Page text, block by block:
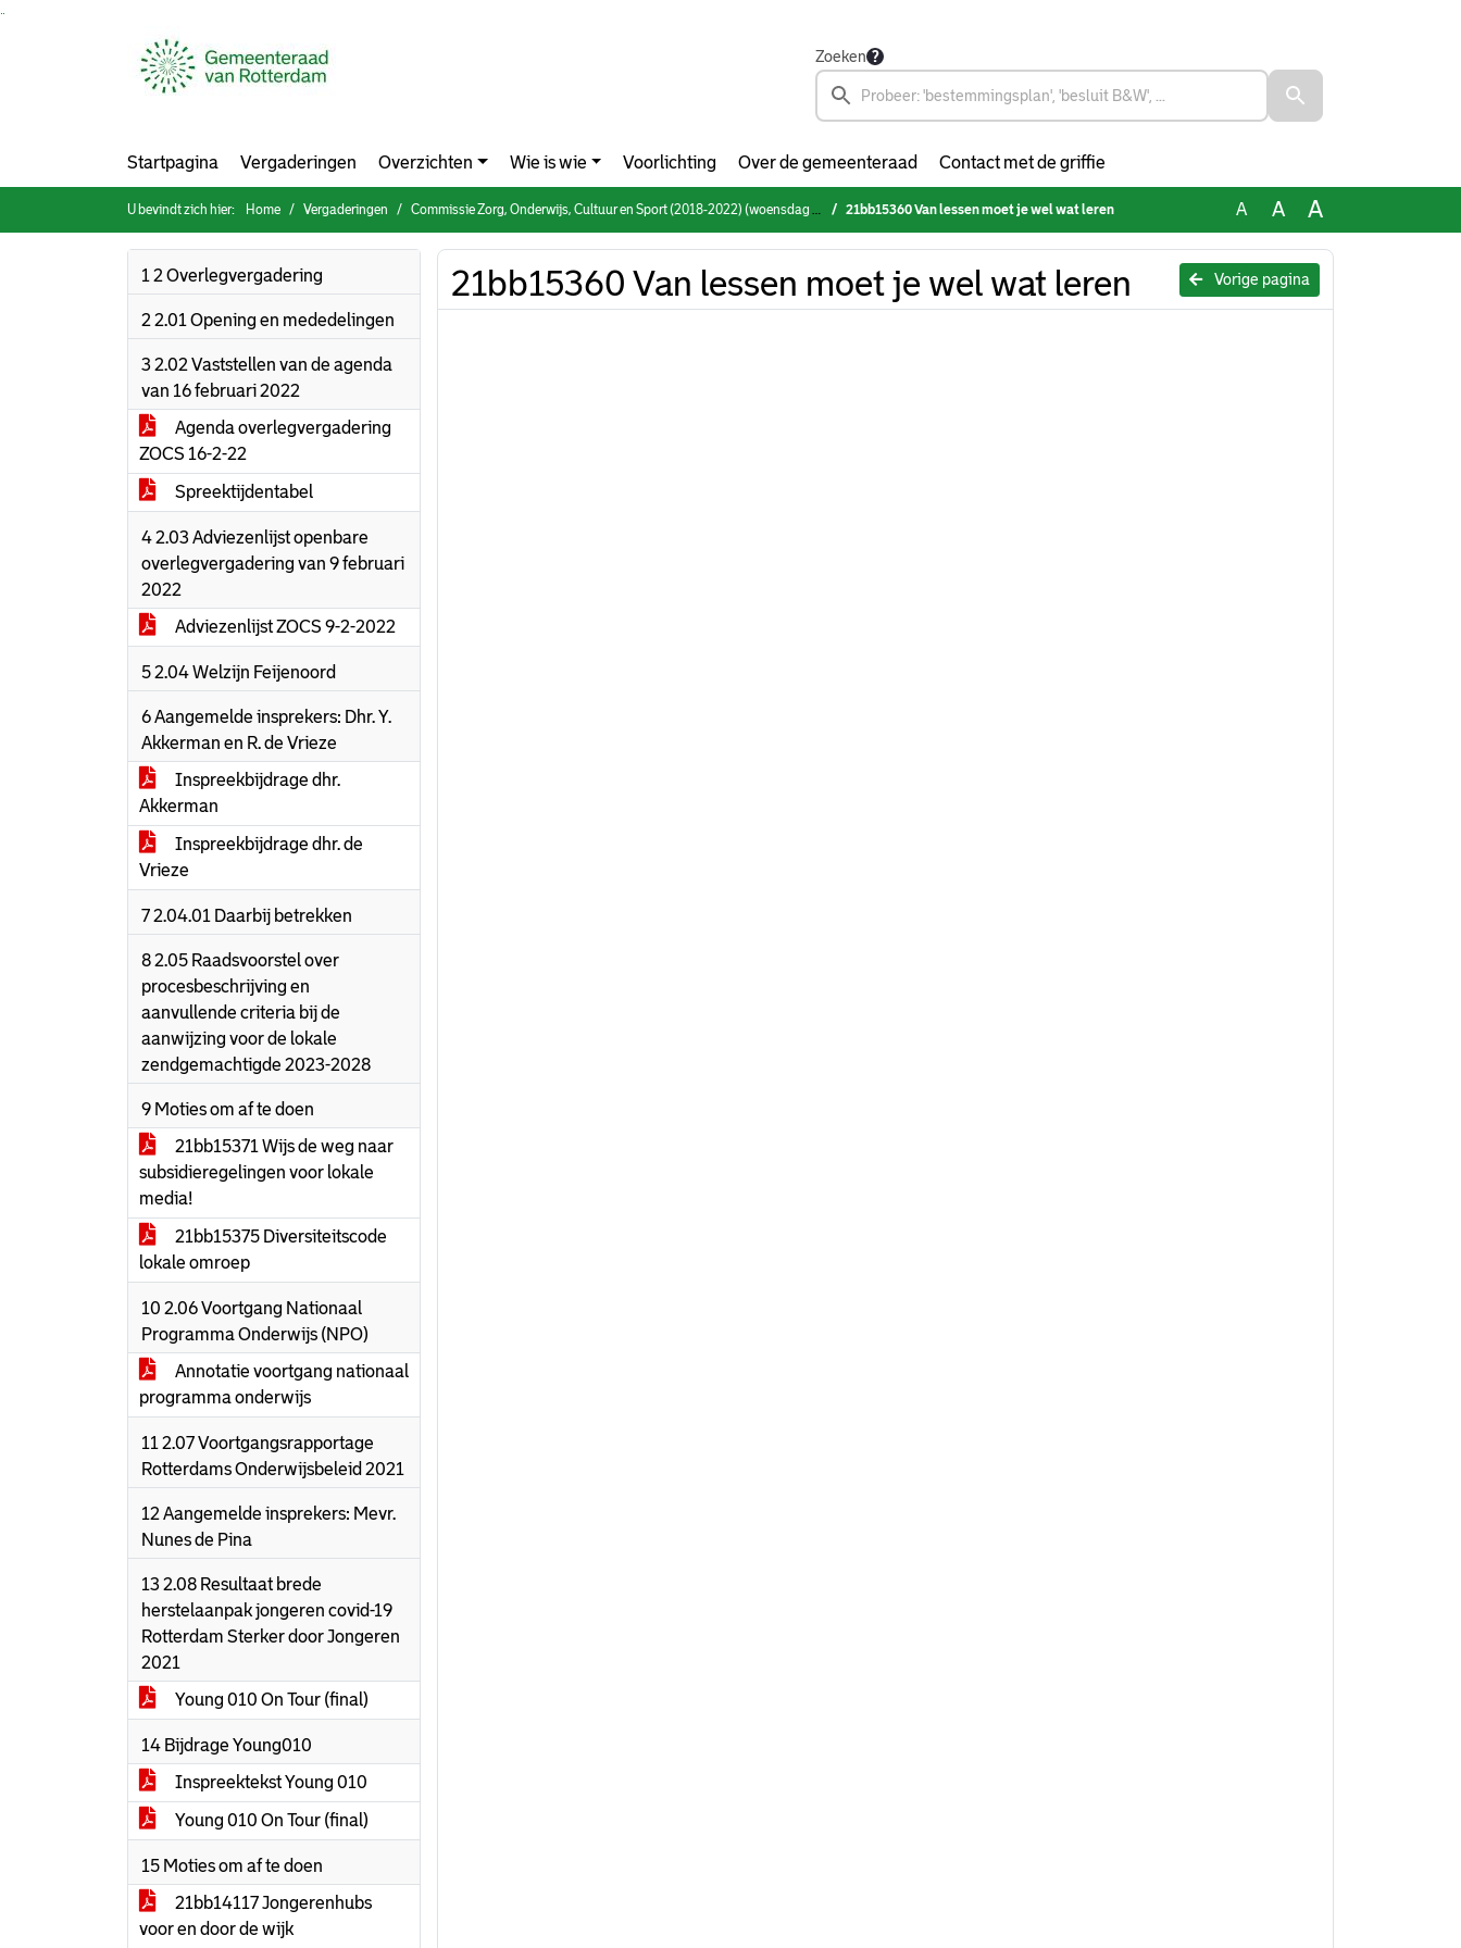
Zoeken
Startpagina Vergaderingen Overzichten Wie is wie Voorlichting Over de gemeenteraad Contact met de griffie
U bevindt zich hier: Home Vergaderingen Commissie Zorg, Onderwijs, Cultuur en Sport (2018-2022) (woensdag 16 februari 2022) 21bb15360 Van lessen moet je wel wat leren A A A
1 2 Overlegvergadering
2 2.01 Opening en mededelingen
3 2.02 Vaststellen van de agenda
van 16 februari 2022
Agenda overlegvergadering
ZOCS 16-2-22
Spreektijdentabel
4 2.03 Adviezenlijst openbare
overlegvergadering van 9 februari
2022
Adviezenlijst ZOCS 9-2-2022
5 2.04 Welzijn Feijenoord
6 Aangemelde insprekers: Dhr. Y.
Akkerman en R. de Vrieze
Inspreekbijdrage dhr.
Akkerman
Inspreekbijdrage dhr. de
Vrieze
7 2.04.01 Daarbij betrekken
8 2.05 Raadsvoorstel over
procesbeschrijving en
aanvullende criteria bij de
aanwijzing voor de lokale
zendgemachtigde 2023-2028
9 Moties om af te doen
21bb15371 Wijs de weg naar
subsidieregelingen voor lokale
media!
21bb15375 Diversiteitscode
lokale omroep
10 2.06 Voortgang Nationaal
Programma Onderwijs (NPO)
Annotatie voortgang nationaal
programma onderwijs
11 2.07 Voortgangsrapportage
Rotterdams Onderwijsbeleid 2021
12 Aangemelde insprekers: Mevr.
Nunes de Pina
13 2.08 Resultaat brede
herstelaanpak jongeren covid-19
Rotterdam Sterker door Jongeren
2021
Young 010 On Tour (final)
14 Bijdrage Young010
Inspreektekst Young 010
Young 010 On Tour (final)
15 Moties om af te doen
21bb14117 Jongerenhubs
voor en door de wijk
Vorige pagina
21bb15360 Van lessen moet je wel wat leren